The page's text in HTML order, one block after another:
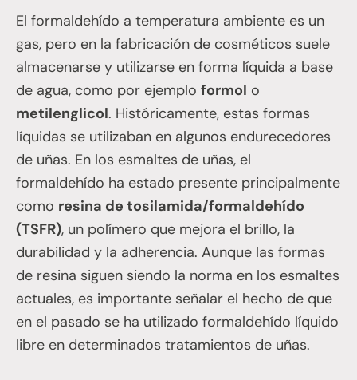
El formaldehído a temperatura ambiente es un
gas, pero en la fabricación de cosméticos suele
almacenarse y utilizarse en forma líquida a base
de agua, como por ejemplo formol o
metilenglicol. Históricamente, estas formas
líquidas se utilizaban en algunos endurecedores
de uñas. En los esmaltes de uñas, el
formaldehído ha estado presente principalmente
como resina de tosilamida/formaldehído
(TSFR), un polímero que mejora el brillo, la
durabilidad y la adherencia. Aunque las formas
de resina siguen siendo la norma en los esmaltes
actuales, es importante señalar el hecho de que
en el pasado se ha utilizado formaldehído líquido
libre en determinados tratamientos de uñas.